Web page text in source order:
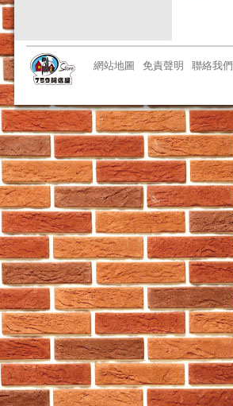
網站地圖 免責聲明 聯絡我們